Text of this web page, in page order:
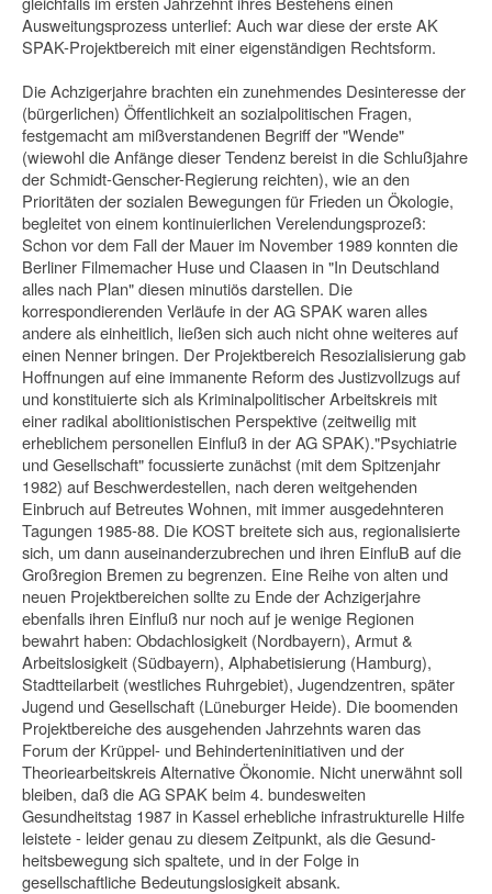
Ausweitungsprozess unterlief: Auch war diese der erste AK
SPAK-Projekt­bereich mit einer eigenständigen Rechtsform.
Die Achzigerjahre brachten ein zunehmendes Desinteresse der
(bürgerlichen) Öffentlichkeit an sozialpolitischen Fragen,
festgemacht am mißverstandenen Be­griff der "Wende"
(wiewohl die Anfänge dieser Tendenz bereist in die Schlußjahre
der Schmidt-Genscher-Regierung reichten), wie an den
Prioritäten der sozialen Bewegungen für Frieden un Ökologie,
begleitet von einem kontinuierlichen Ver­elendungsprozeß:
Schon vor dem Fall der Mauer im November 1989 konnten die
Berliner Filmemacher Huse und Claasen in "In Deutschland
alles nach Plan" diesen minutiös darstellen. Die
korrespondierenden Verläufe in der AG SPAK waren alles
andere als einheitlich, ließen sich auch nicht ohne weiteres auf
einen Nenner bringen. Der Projektbereich Resozialisierung gab
Hoffnungen auf eine immanente Reform des Justizvollzugs auf
und konstituierte sich als Kriminalpolitischer Ar­beitskreis mit
einer radikal abolitionistischen Perspektive (zeitweilig mit
erhebli­chem personellen Einfluß in der AG SPAK)."Psychiatrie
und Gesellschaft" focus­sierte zunächst (mit dem Spitzenjahr
1982) auf Beschwerdestellen, nach deren weitgehenden
Einbruch auf Betreutes Wohnen, mit immer ausgedehnteren
Tagun­gen 1985-88. Die KOST breitete sich aus, regionalisierte
sich, um dann ausein­anderzubrechen und ihren EinfluB auf die
Großregion Bremen zu begrenzen. Eine Reihe von alten und
neuen Projektbereichen sollte zu Ende der Achzigerjahre
ebenfalls ihren Einfluß nur noch auf je wenige Regionen
bewahrt haben: Obdachlo­sigkeit (Nordbayern), Armut &
Arbeitslosigkeit (Südbayern), Alphabetisierung (Hamburg),
Stadtteilarbeit (westliches Ruhrgebiet), Jugendzentren, später
Jugend und Gesellschaft (Lüneburger Heide). Die boomenden
Projektbereiche des ausge­henden Jahrzehnts waren das
Forum der Krüppel- und Behinderteninitiativen und der
Theoriearbeitskreis Alternative Ökonomie. Nicht unerwähnt soll
bleiben, daß die AG SPAK beim 4. bundesweiten
Gesundheitstag 1987 in Kassel erhebliche infrastrukturelle Hilfe
leistete - leider genau zu diesem Zeitpunkt, als die Gesund­
heitsbewegung sich spaltete, und in der Folge in
gesellschaftliche Bedeutungslosig­keit absank.